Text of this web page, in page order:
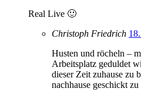
Real Live 🙂
Christoph Friedrich
Husten und röcheln –
Arbeitsplatz geduldet
dieser Zeit zuhause zu
nachhause geschickt